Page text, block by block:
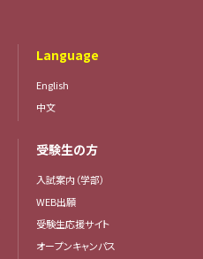
Language
English
中文
受験生の方
入試案内（学部）
WEB出願
受験生応援サイト
オープンキャンパス